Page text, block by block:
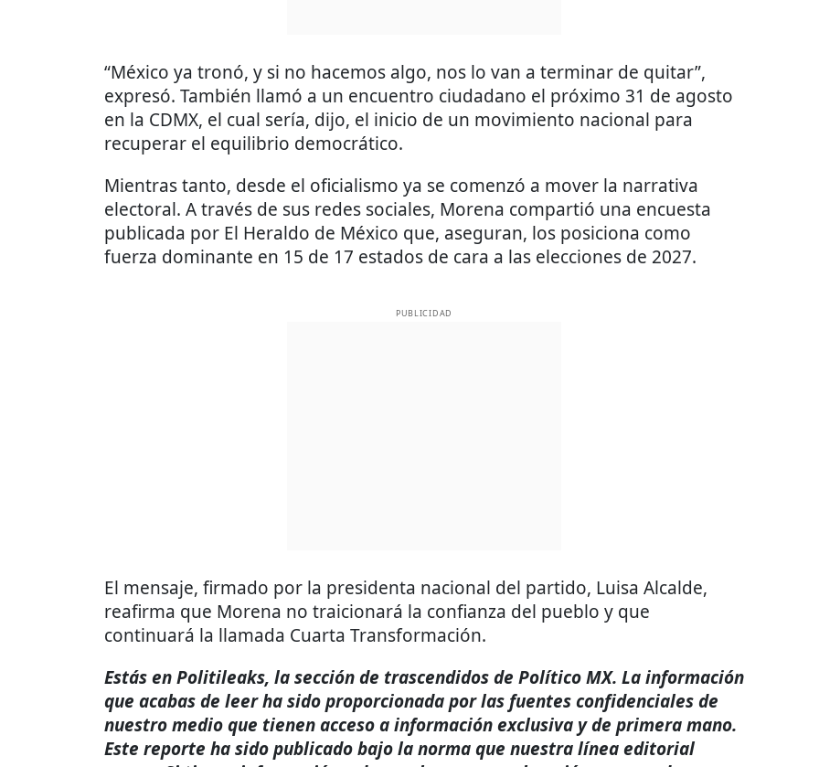
“México ya tronó, y si no hacemos algo, nos lo van a terminar de quitar”,
expresó. También llamó a un encuentro ciudadano el próximo 31 de agosto
en la CDMX, el cual sería, dijo, el inicio de un movimiento nacional para
recuperar el equilibrio democrático.
Mientras tanto, desde el oficialismo ya se comenzó a mover la narrativa
electoral. A través de sus redes sociales, Morena compartió una encuesta
publicada por El Heraldo de México que, aseguran, los posiciona como
fuerza dominante en 15 de 17 estados de cara a las elecciones de 2027.
PUBLICIDAD
El mensaje, firmado por la presidenta nacional del partido, Luisa Alcalde,
reafirma que Morena no traicionará la confianza del pueblo y que
continuará la llamada Cuarta Transformación.
Estás en Politileaks, la sección de trascendidos de Político MX. La información
que acabas de leer ha sido proporcionada por las fuentes confidenciales de
nuestro medio que tienen acceso a información exclusiva y de primera mano.
Este reporte ha sido publicado bajo la norma que nuestra línea editorial